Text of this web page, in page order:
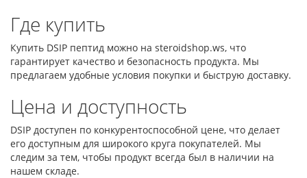
Где купить
Купить DSIP пептид можно на steroidshop.ws, что
гарантирует качество и безопасность продукта. Мы
предлагаем удобные условия покупки и быструю доставку.
Цена и доступность
DSIP доступен по конкурентоспособной цене, что делает
его доступным для широкого круга покупателей. Мы
следим за тем, чтобы продукт всегда был в наличии на
нашем складе.